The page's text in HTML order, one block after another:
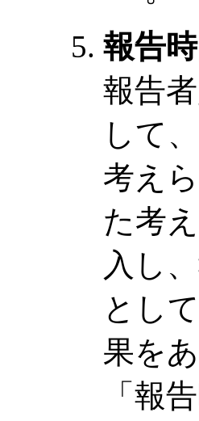
報告
報告
して
考え
た考
入し
とし
果を
「報